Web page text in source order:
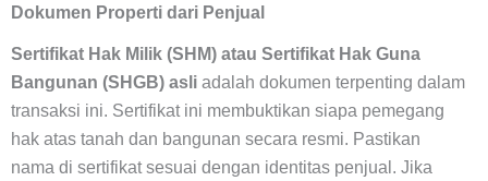
Dokumen Properti dari Penjual
Sertifikat Hak Milik (SHM) atau Sertifikat Hak Guna
Bangunan (SHGB) asli adalah dokumen terpenting dalam
transaksi ini. Sertifikat ini membuktikan siapa pemegang
hak atas tanah dan bangunan secara resmi. Pastikan
nama di sertifikat sesuai dengan identitas penjual. Jika